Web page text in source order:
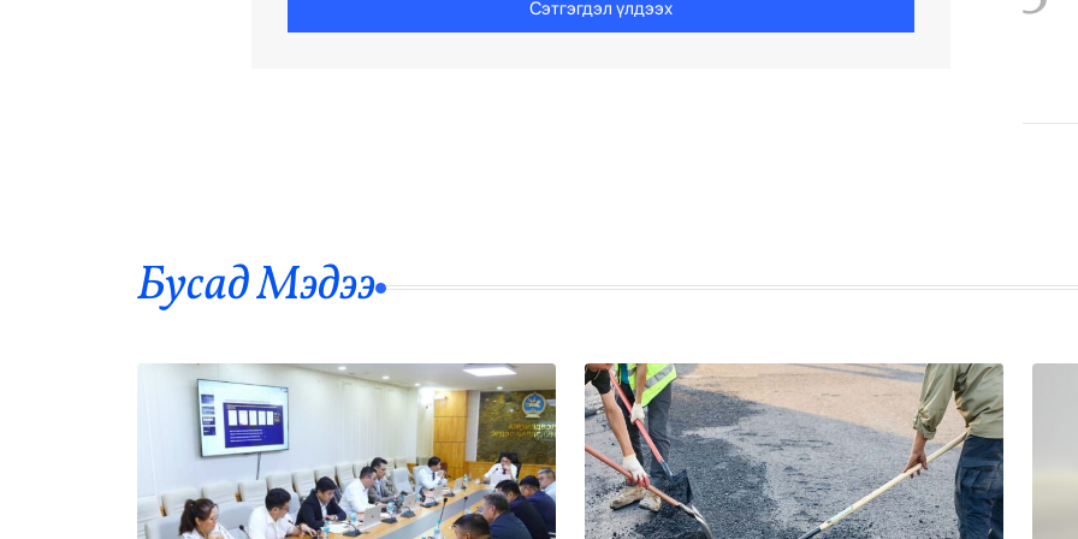
Сэтгэгдэл үлдээх
Бусад Mэдээ